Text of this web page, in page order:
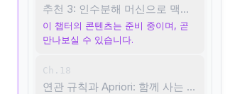
추천 3: 인수분해 머신으로 맥락까지 반영하기
이 챕터의 콘텐츠는 준비 중이며, 곧
만나보실 수 있습니다.
Ch.18
연관 규칙과 Apriori: 함께 사는 패턴 찾기